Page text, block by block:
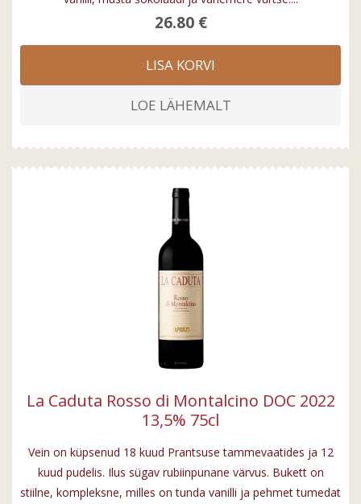
26.80 €
LISA KORVI
LOE LÄHEMALT
La Caduta Rosso di Montalcino DOC 2022
13,5% 75cl
Vein on küpsenud 18 kuud Prantsuse tammevaatides ja 12
kuud pudelis. Ilus sügav rubiinpunane värvus. Bukett on
stiilne, kompleksne, milles on tunda vanilli ja pehmet tumedat